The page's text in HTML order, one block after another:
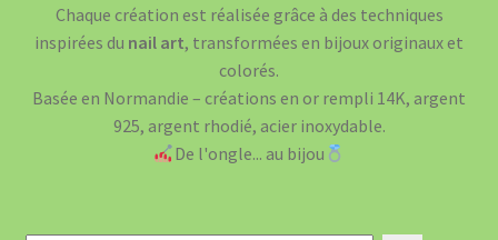
Chaque création est réalisée grâce à des techniques
inspirées du nail art, transformées en bijoux originaux et
colorés.
Basée en Normandie – créations en or rempli 14K, argent
925, argent rhodié, acier inoxydable.
De l'ongle... au bijou